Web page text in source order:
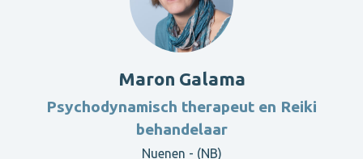
Maron Galama
Psychodynamisch therapeut en Reiki
behandelaar
Nuenen - (NB)